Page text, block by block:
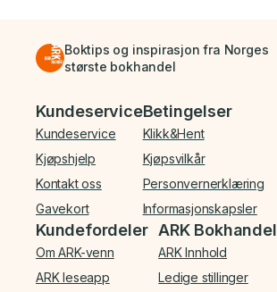
Boktips og inspirasjon fra Norges
største bokhandel
Bunnmeny
Kundeservice
Kundeservice
Kjøpshjelp
Kontakt oss
Gavekort
Betingelser
Klikk&Hent
Kjøpsvilkår
Personvernerklæring
Informasjonskapsler
Kundefordeler
Om ARK-venn
ARK leseapp
ARK Bokhandel
ARK Innhold
Ledige stillinger